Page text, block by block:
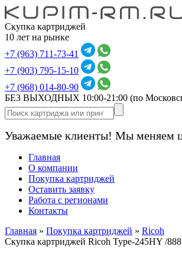
Скупка картриджей
10 лет на рынке
+7 (963) 711-73-41
+7 (903) 795-15-10
+7 (968) 014-80-90
БЕЗ ВЫХОДНЫХ 10:00-21:00 (по
Уважаемые клиенты! Мы меняем
Главная
О компании
Покупка картриджей
Оставить заявку
Работа с регионами
Контакты
Главная » Покупка картриджей » Ricoh
Скупка картриджей Ricoh Type-245HY /